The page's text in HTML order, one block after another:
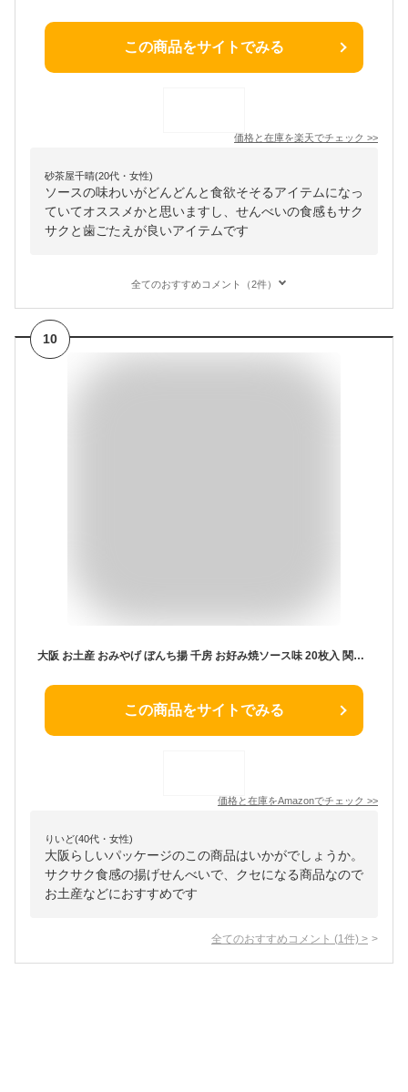
この商品をサイトでみる
価格と在庫を楽天でチェック >>
砂茶屋千晴(20代・女性)
ソースの味わいがどんどんと食欲そそるアイテムになっ
ていてオススメかと思いますし、せんべいの食感もサク
サクと歯ごたえが良いアイテムです
全てのおすすめコメント（2件）
10
大阪 お土産 おみやげ ぼんち揚 千房 お好み焼ソース味 20枚入 関西 お菓子 せんべい 個包装
この商品をサイトでみる
価格と在庫をAmazonでチェック >>
りいど(40代・女性)
大阪らしいパッケージのこの商品はいかがでしょうか。
サクサク食感の揚げせんべいで、クセになる商品なので
お土産などにおすすめです
全てのおすすめコメント (1 件) >